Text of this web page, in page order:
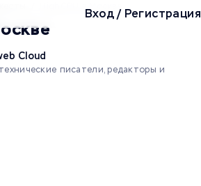
Вход/ Регистрация
Cloud
писатели, редакторы и